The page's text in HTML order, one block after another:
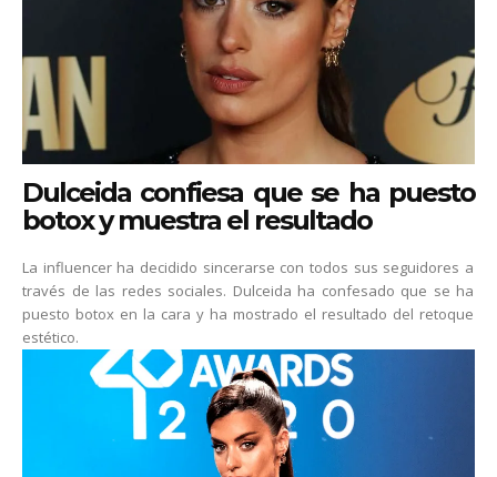
Dulceida confiesa que se ha puesto
botox y muestra el resultado
La influencer ha decidido sincerarse con todos sus seguidores a
través de las redes sociales. Dulceida ha confesado que se ha
puesto botox en la cara y ha mostrado el resultado del retoque
estético.